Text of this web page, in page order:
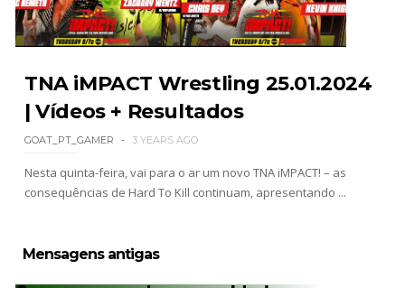
SCSA867-Aug 06 2026
WWE: Bianca Belair e Montez Ford dão as boas-
vindas ao primeiro filho
SCSA867
WWE: WWE anuncia estreia histórica do Raw na
SCSA867 Aug 08 2026
TNA iMPACT Wrestling 25.01.2024
| Vídeos + Resultados
GOAT_PT_GAMER 3 YEARS AGO
Nesta quinta-feira, vai para o ar um novo TNA iMPACT! – as
consequências de Hard To Kill continuam, apresentando ...
Mensagens antigas